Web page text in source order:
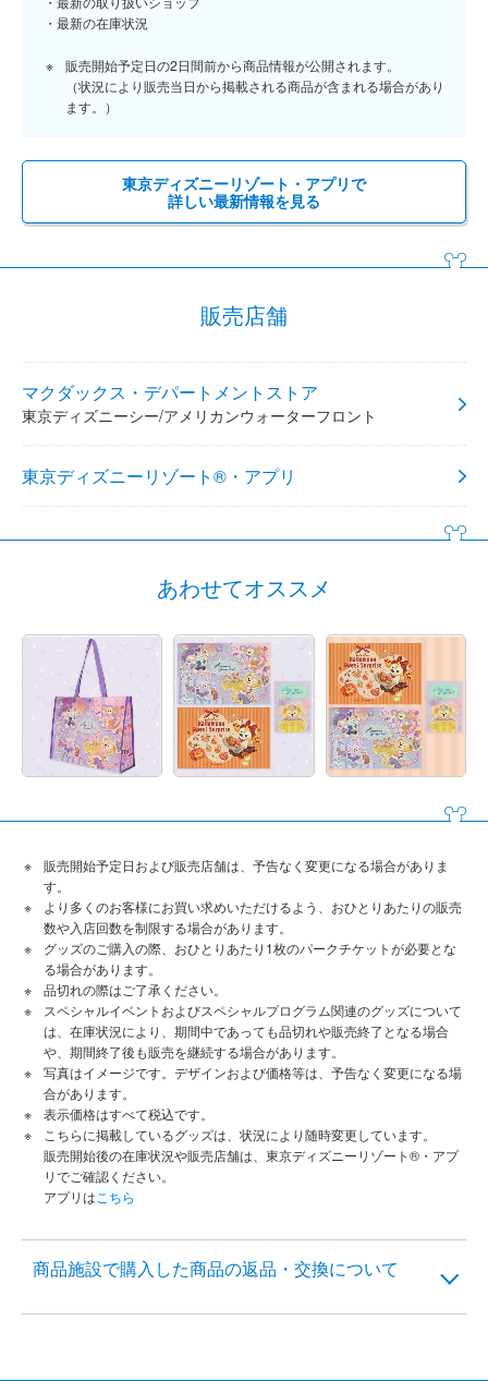
最新の在庫状況
販売開始予定日の2日間前から商品情報が公開されます。
（状況により販売当日から掲載される商品が含まれる場合があり
ます。）
東京ディズニーリゾート・アプリで
詳しい最新情報を見る
販売店舗
マクダックス・デパートメントストア
東京ディズニーシー/アメリカンウォーターフロント
東京ディズニーリゾート®・アプリ
あわせてオススメ
販売開始予定日および販売店舗は、予告なく変更になる場合がありま
す。
より多くのお客様にお買い求めいただけるよう、おひとりあたりの販売
数や入店回数を制限する場合があります。
グッズのご購入の際、おひとりあたり1枚のパークチケットが必要とな
る場合があります。
品切れの際はご了承ください。
スペシャルイベントおよびスペシャルプログラム関連のグッズについて
は、在庫状況により、期間中であっても品切れや販売終了となる場合
や、期間終了後も販売を継続する場合があります。
写真はイメージです。デザインおよび価格等は、予告なく変更になる場
合があります。
表示価格はすべて税込です。
こちらに掲載しているグッズは、状況により随時変更しています。
販売開始後の在庫状況や販売店舗は、東京ディズニーリゾート®・アプ
リでご確認ください。
アプリは こちら
商品施設で購入した商品の返品・交換について